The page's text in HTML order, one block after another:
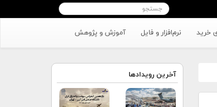
خرید نرم‌افزار و فایل آموزش و پژوهش
آخرین رویدادها